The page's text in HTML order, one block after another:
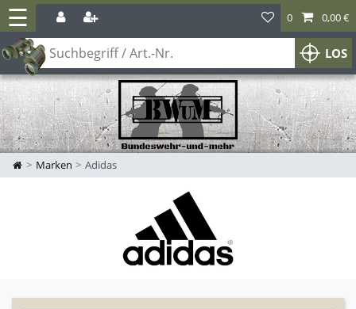
☰
LOS
0 0,00 €
Marken Adidas